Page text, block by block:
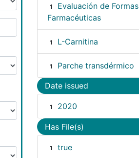
1
Evaluación de Formas
Farmacéuticas
1 L-Carnitina
1 Parche transdérmico
Date issued
1 2020
Has File(s)
1 true